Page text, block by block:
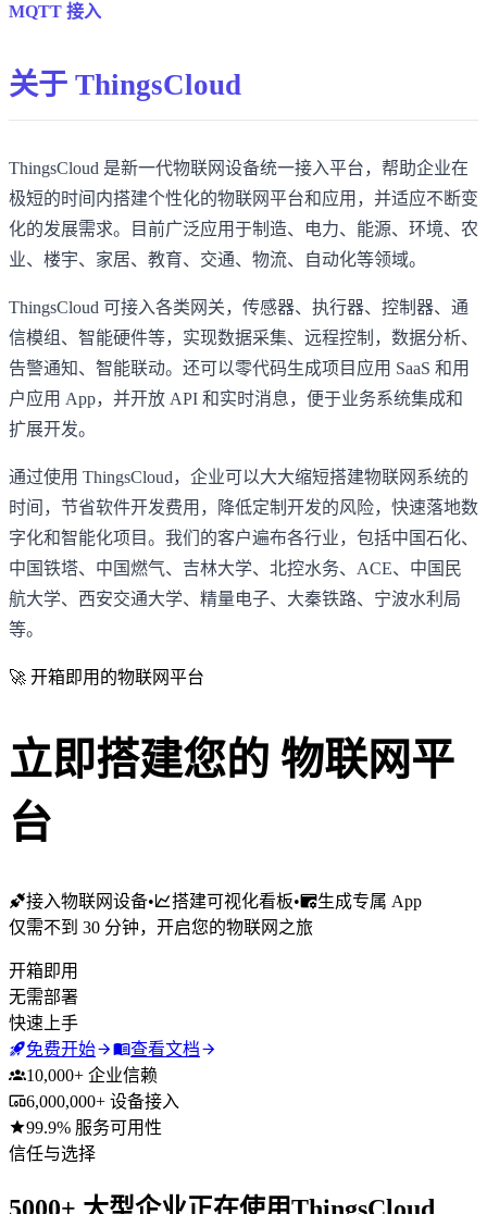
MQTT 接入
关于 ThingsCloud
ThingsCloud 是新一代物联网设备统一接入平台，帮助企业在
极短的时间内搭建个性化的物联网平台和应用，并适应不断变
化的发展需求。目前广泛应用于制造、电力、能源、环境、农
业、楼宇、家居、教育、交通、物流、自动化等领域。
ThingsCloud 可接入各类网关，传感器、执行器、控制器、通
信模组、智能硬件等，实现数据采集、远程控制，数据分析、
告警通知、智能联动。还可以零代码生成项目应用 SaaS 和用
户应用 App，并开放 API 和实时消息，便于业务系统集成和
扩展开发。
通过使用 ThingsCloud，企业可以大大缩短搭建物联网系统的
时间，节省软件开发费用，降低定制开发的风险，快速落地数
字化和智能化项目。我们的客户遍布各行业，包括中国石化、
中国铁塔、中国燃气、吉林大学、北控水务、ACE、中国民
航大学、西安交通大学、精量电子、大秦铁路、宁波水利局
等。
🚀 开箱即用的物联网平台
立即搭建您的 物联网平
台
接入物联网设备• 搭建可视化看板•
生成专属 App
仅需不到 30 分钟，开启您的物联网之旅
开箱即用
无需部署
快速上手
免费开始
查看文档
10,000+ 企业信赖
6,000,000+ 设备接入
99.9% 服务可用性
信任与选择